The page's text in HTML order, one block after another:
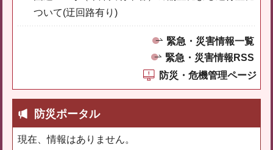
ついて(迂回路有り)
緊急・災害情報一覧
緊急・災害情報RSS
防災・危機管理ページ
防災ポータル
現在、情報はありません。